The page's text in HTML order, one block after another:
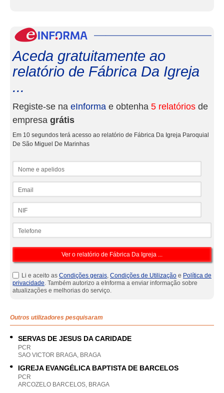
Aceda gratuitamente ao
relatório de Fábrica Da Igreja
...
Registe-se na eInforma e obtenha 5 relatórios de
empresa grátis
Em 10 segundos terá acesso ao relatório de Fábrica Da Igreja Paroquial
De São Miguel De Marinhas
Li e aceito as Condições gerais, Condições de Utilização e Política de
privacidade. Também autorizo a eInforma a enviar informação sobre
atualizações e melhorias do serviço.
Outros utilizadores pesquisaram
SERVAS DE JESUS DA CARIDADE
PCR
SAO VICTOR BRAGA, BRAGA
IGREJA EVANGÉLICA BAPTISTA DE BARCELOS
PCR
ARCOZELO BARCELOS, BRAGA